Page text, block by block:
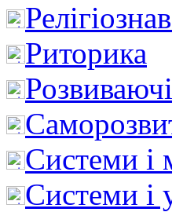
Риторика
Системи і
Системи і